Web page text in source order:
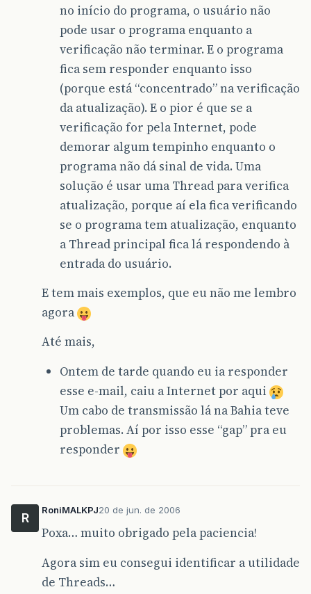
no início do programa, o usuário não
pode usar o programa enquanto a
verificação não terminar. E o programa
fica sem responder enquanto isso
(porque está “concentrado” na verificação
da atualização). E o pior é que se a
verificação for pela Internet, pode
demorar algum tempinho enquanto o
programa não dá sinal de vida. Uma
solução é usar uma Thread para verifica
atualização, porque aí ela fica verificando
se o programa tem atualização, enquanto
a Thread principal fica lá respondendo à
entrada do usuário.
E tem mais exemplos, que eu não me lembro
agora
Até mais,
Ontem de tarde quando eu ia responder
esse e-mail, caiu a Internet por aqui
Um cabo de transmissão lá na Bahia teve
problemas. Aí por isso esse “gap” pra eu
responder
R
RoniMALKPJ20 de jun. de 2006
Poxa… muito obrigado pela paciencia!
Agora sim eu consegui identificar a utilidade
de Threads…